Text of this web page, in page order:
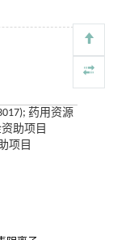
药用资源
助项目
项目